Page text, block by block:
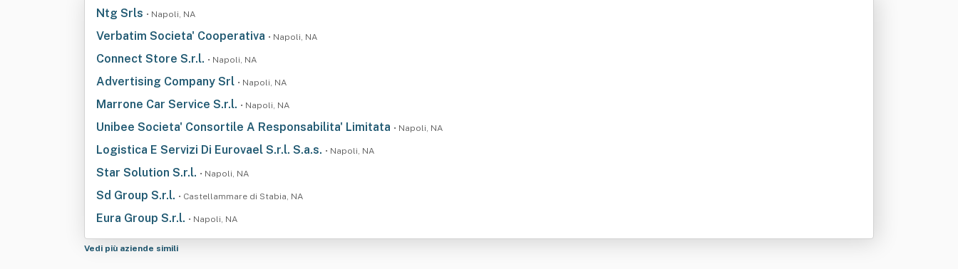
Ntg Srls • Napoli, NA
Verbatim Societa' Cooperativa • Napoli, NA
Connect Store S.r.l. • Napoli, NA
Advertising Company Srl • Napoli, NA
Marrone Car Service S.r.l. • Napoli, NA
Unibee Societa' Consortile A Responsabilita' Limitata • Napoli, NA
Logistica E Servizi Di Eurovael S.r.l. S.a.s. • Napoli, NA
Star Solution S.r.l. • Napoli, NA
Sd Group S.r.l. • Castellammare di Stabia, NA
Eura Group S.r.l. • Napoli, NA
Vedi più aziende simili